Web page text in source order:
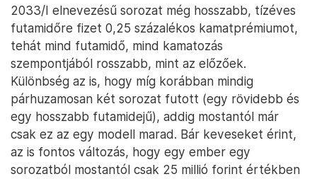
2033/I elnevezésű sorozat még hosszabb, tízéves
futamidőre fizet 0,25 százalékos kamatprémiumot,
tehát mind futamidő, mind kamatozás
szempontjából rosszabb, mint az előzőek.
Különbség az is, hogy míg korábban mindig
párhuzamosan két sorozat futott (egy rövidebb és
egy hosszabb futamidejű), addig mostantól már
csak ez az egy modell marad. Bár keveseket érint,
az is fontos változás, hogy egy ember egy
sorozatból mostantól csak 25 millió forint értékben